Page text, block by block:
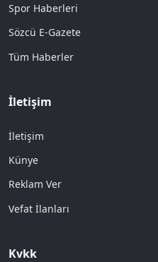
Spor Haberleri
Sözcü E-Gazete
Tüm Haberler
İletişim
İletişim
Künye
Reklam Ver
Vefat İlanları
Kvkk